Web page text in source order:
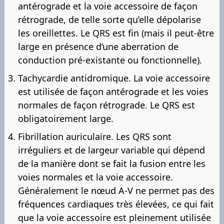
antérograde et la voie accessoire de façon
rétrograde, de telle sorte qu’elle dépolarise
les oreillettes. Le QRS est fin (mais il peut-être
large en présence d’une aberration de
conduction pré-existante ou fonctionnelle).
Tachycardie antidromique. La voie accessoire
est utilisée de façon antérograde et les voies
normales de façon rétrograde. Le QRS est
obligatoirement large.
Fibrillation auriculaire. Les QRS sont
irréguliers et de largeur variable qui dépend
de la manière dont se fait la fusion entre les
voies normales et la voie accessoire.
Généralement le nœud A-V ne permet pas des
fréquences cardiaques très élevées, ce qui fait
que la voie accessoire est pleinement utilisée